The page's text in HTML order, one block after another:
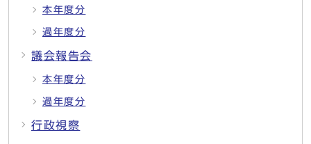
本年度分
過年度分
議会報告会
本年度分
過年度分
行政視察